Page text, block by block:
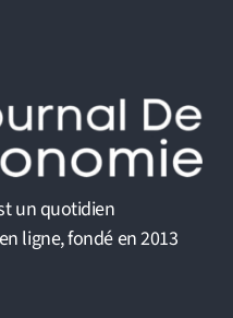
un quotidien
ligne, fondé en 2013